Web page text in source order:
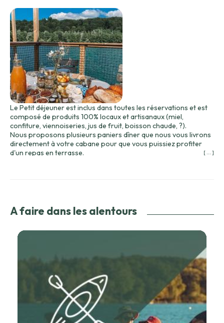
Le Petit déjeuner est inclus dans toutes les réservations et est
composé de produits 100% locaux et artisanaux (miel,
confiture, viennoiseries, jus de fruit, boisson chaude, ?).
Nous proposons plusieurs paniers dîner que nous vous livrons
directement à votre cabane pour que vous puissiez profiter
d'un repas en terrasse.
55€ pour 2 personnes vin inclus
Le diner étoilé composé de :
Plateau de foie gras et saumon fumé maison
Tartelettes aux framboises et crème chiboust
Le diner bien-être composé de :
Gaspacho de saison
Makis aux légumes
Faisselle de chèvre au miel
Crème au thé matcha
[ ... ]
A faire dans les alentours